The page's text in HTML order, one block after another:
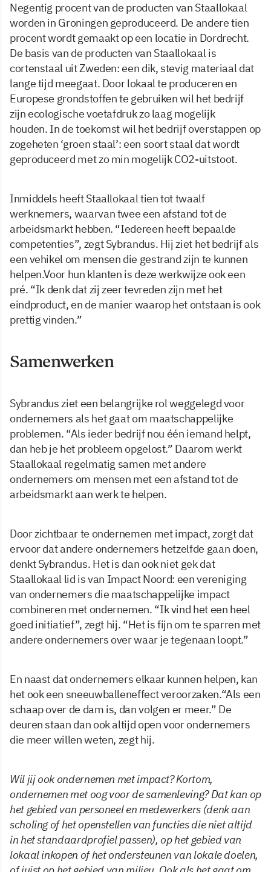
Negentig procent van de producten van Staallokaal
worden in Groningen geproduceerd. De andere tien
procent wordt gemaakt op een locatie in Dordrecht.
De basis van de producten van Staallokaal is
cortenstaal uit Zweden: een dik, stevig materiaal dat
lange tijd meegaat. Door lokaal te produceren en
Europese grondstoffen te gebruiken wil het bedrijf
zijn ecologische voetafdruk zo laag mogelijk
houden. In de toekomst wil het bedrijf overstappen op
zogeheten ‘groen staal’: een soort staal dat wordt
geproduceerd met zo min mogelijk CO2-uitstoot.
Inmiddels heeft Staallokaal tien tot twaalf
werknemers, waarvan twee een afstand tot de
arbeidsmarkt hebben. “Iedereen heeft bepaalde
competenties”, zegt Sybrandus. Hij ziet het bedrijf als
een vehikel om mensen die gestrand zijn te kunnen
helpen.Voor hun klanten is deze werkwijze ook een
pré. “Ik denk dat zij zeer tevreden zijn met het
eindproduct, en de manier waarop het ontstaan is ook
prettig vinden.”
Samenwerken
Sybrandus ziet een belangrijke rol weggelegd voor
ondernemers als het gaat om maatschappelijke
problemen. “Als ieder bedrijf nou één iemand helpt,
dan heb je het probleem opgelost.” Daarom werkt
Staallokaal regelmatig samen met andere
ondernemers om mensen met een afstand tot de
arbeidsmarkt aan werk te helpen.
Door zichtbaar te ondernemen met impact, zorgt dat
ervoor dat andere ondernemers hetzelfde gaan doen,
denkt Sybrandus. Het is dan ook niet gek dat
Staallokaal lid is van Impact Noord: een vereniging
van ondernemers die maatschappelijke impact
combineren met ondernemen. “Ik vind het een heel
goed initiatief”, zegt hij. “Het is fijn om te sparren met
andere ondernemers over waar je tegenaan loopt.”
En naast dat ondernemers elkaar kunnen helpen, kan
het ook een sneeuwballeneffect veroorzaken.“Als een
schaap over de dam is, dan volgen er meer.” De
deuren staan dan ook altijd open voor ondernemers
die meer willen weten, zegt hij.
Wil jij ook ondernemen met impact? Kortom,
ondernemen met oog voor de samenleving? Dat kan op
het gebied van personeel en medewerkers (denk aan
scholing of het openstellen van functies die niet altijd
in het standaardprofiel passen), op het gebied van
lokaal inkopen of het ondersteunen van lokale doelen,